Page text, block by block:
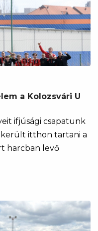
a Kolozsvári U
ifjúsági csapatunk
itthon tartani a
harcban levő